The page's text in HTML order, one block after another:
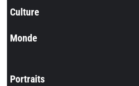
Culture
Monde
Portraits